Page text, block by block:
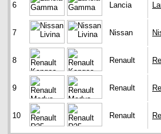
6 Lancia
7 Nissan
8 Renault
9 Renault
10 Renault